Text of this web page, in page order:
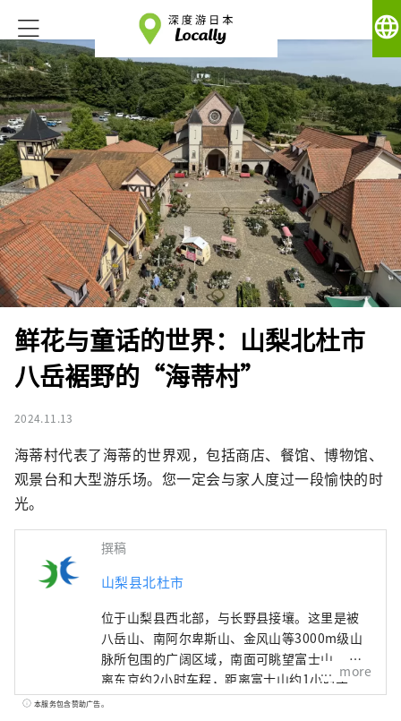
language
鲜花与童话的世界：山梨北杜市
八岳裾野的“海蒂村”
2024.11.13
海蒂村代表了海蒂的世界观，包括商店、餐馆、博物馆、
观景台和大型游乐场。您一定会与家人度过一段愉快的时
光。
撰稿
山梨县北杜市
位于山梨县西北部，与长野县接壤。这里是被
八岳山、南阿尔卑斯山、金风山等3000m级山
脉所包围的广阔区域，南面可眺望富士山。 距
离东京约2小时车程，距离富士山约1小时车
程，距离松本约1小时车程，由于交通便利，全
more
本服务包含赞助广告。